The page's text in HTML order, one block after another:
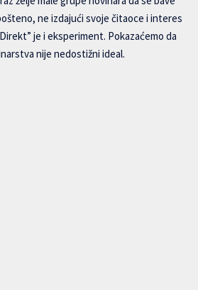
ne izdajući svoje čitaoce i interes
je i eksperiment. Pokazaćemo da
nije nedostižni ideal.